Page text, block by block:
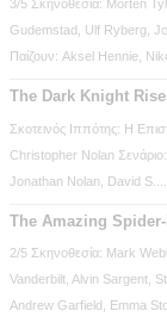
3/5 Σκηνοθεσία: Morten
Gudemstad, Ulf Ryberg,
Παίζουν: Aksel Hennie,
The Dark Knight
Σκοτεινός Ιππότης: Η
Christopher Nolan
Jonathan Nolan, David S....
The Amazing Spider-
2/5 Σκηνοθεσία: Mark
Vanderbilt, Alvin Sargent,
Andrew Garfield, Emma